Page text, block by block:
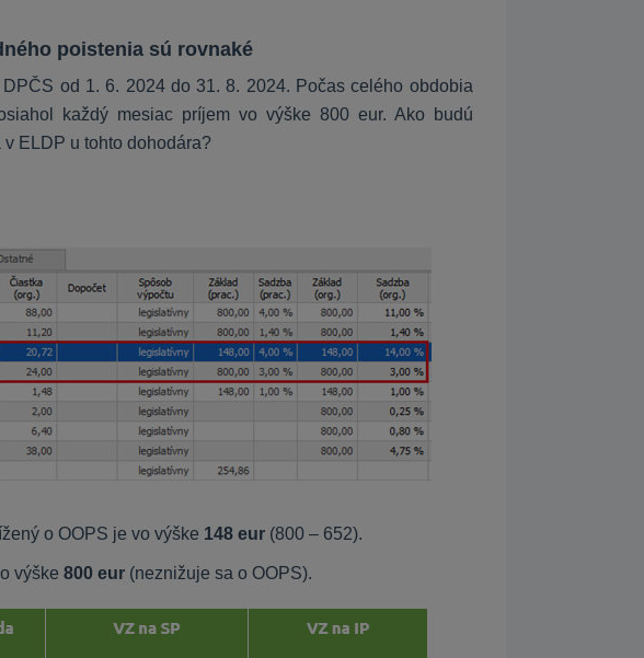
poistenia sú rovnaké
DPČS od 1. 6. 2024 do 31. 8. 2024. Počas celého obdobia
každý mesiac príjem vo výške 800 eur. Ako budú
ELDP u tohto dohodára?
o OOPS je vo výške 148 eur (800 – 652).
výške 800 eur (neznižuje sa o OOPS).